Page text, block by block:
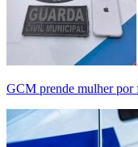
GCM prende mulher por